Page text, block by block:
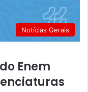
Notícias Gerais
Enem